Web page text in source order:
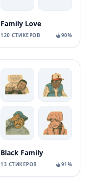
Family Love
120 СТИКЕРОВ 90%
Black Family
13 СТИКЕРОВ 91%